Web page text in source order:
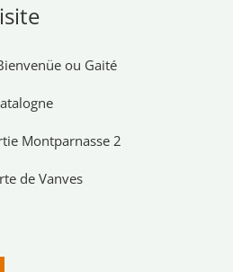
ou Gaité
Montparnasse 2
de Vanves